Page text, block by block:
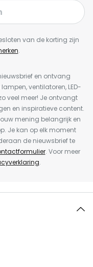
van de korting zijn
.
en ontvang
ventilatoren, LED-
veel meer! Je ontvangt
en inspiratieve content.
mening belangrijk en
Je kan op elk moment
de nieuwsbrief te
. Voor meer
.